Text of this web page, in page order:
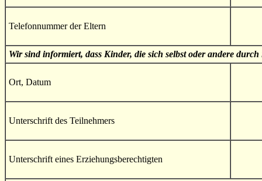
Telefonnummer der Eltern
Wir sind informiert, dass Kinder, die sich selbst oder andere
Ort, Datum
Unterschrift des Teilnehmers
Unterschrift eines Erziehungsberechtigten